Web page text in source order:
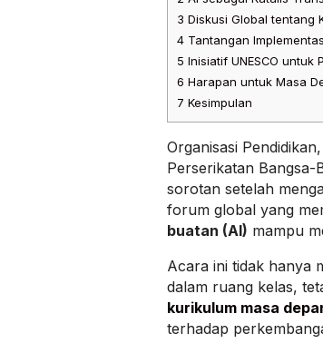
3 Diskusi Global tentang
4 Tantangan
5 Inisiatif UNESCO untuk
6 Harapan untuk Masa
7 Kesimpulan
Organisasi
Perserikatan Bangsa-
sorotan setelah
forum global yang
buatan (AI) mampu
Acara ini tidak hanya
dalam ruang kelas,
kurikulum masa
terhadap